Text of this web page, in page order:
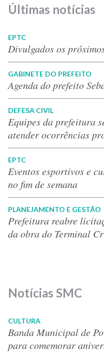
Últimas notícias
EPTC
Divulgados os
GABINETE DO PREFEITO
Agenda do prefeito
DEFESA CIVIL
Equipes da prefeitura
atender ocorrências
EPTC
Eventos esportivos e
no fim de semana
PLANEJAMENTO E GESTÃO
Prefeitura reabre
da obra do Terminal
Notícias SMC
CULTURA
Banda Municipal de
para comemorar